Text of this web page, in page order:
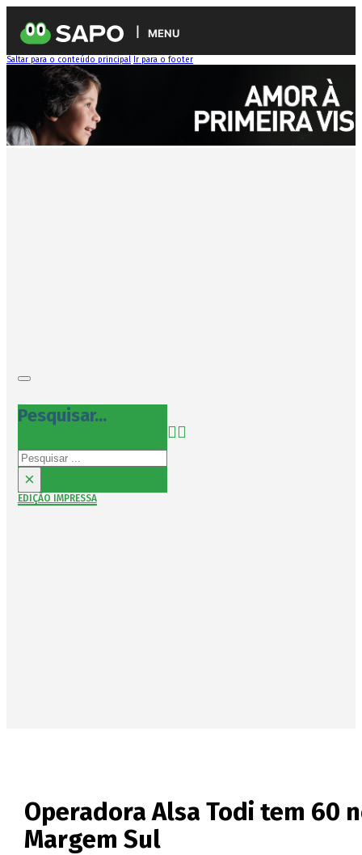
MENU
Saltar para o conteúdo principal Ir para o footer
Pesquisar...
Pesquisar
×
EDIÇÃO IMPRESSA
Operadora Alsa Todi tem 60
Margem Sul